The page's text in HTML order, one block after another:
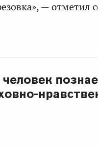
— отметил